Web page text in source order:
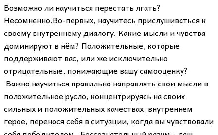
Возможно ли научиться перестать лгать?
Несомненно.Во-первых, научитесь прислушиваться к
своему внутреннему диалогу. Какие мысли и чувства
доминируют в нём? Положительные, которые
поддерживают вас, или же исключительно
отрицательные, понижающие вашу самооценку?
Важно научиться правильно направлять свои мысли в
положительное русло, концентрируясь на своих
сильных и положительных качествах, внутреннем
герое, перенося себя в ситуации, когда вы чувствовали